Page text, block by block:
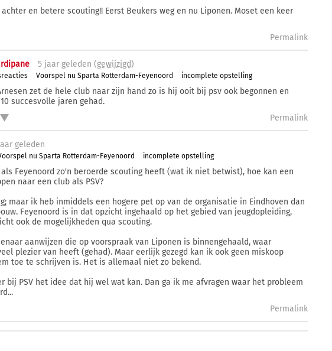
en betere scouting!! Eerst Beukers weg en nu Liponen. Moset een keer
Permalink
5 jaar geleden (gewijzigd)
Voorspel nu Sparta Rotterdam-Feyenoord incomplete opstelling
zet de hele club naar zijn hand zo is hij ooit bij psv ook begonnen en
succesvolle jaren gehad.
Permalink
aar geleden
nu Sparta Rotterdam-Feyenoord incomplete opstelling
Feyenoord zo'n beroerde scouting heeft (wat ik niet betwist), hoe kan een
naar een club als PSV?
maar ik heb inmiddels een hogere pet op van de organisatie in Eindhoven dan
Feyenoord is in dat opzicht ingehaald op het gebied van jeugdopleiding,
ook de mogelijkheden qua scouting.
aanwijzen die op voorspraak van Liponen is binnengehaald, waar
plezier van heeft (gehad). Maar eerlijk gezegd kan ik ook geen miskoop
toe te schrijven is. Het is allemaal niet zo bekend.
bij PSV het idee dat hij wel wat kan. Dan ga ik me afvragen waar het probleem
Permalink